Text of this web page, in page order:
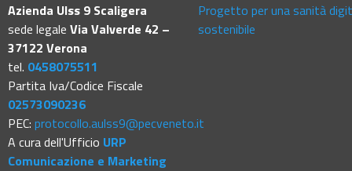
Azienda Ulss 9 Scaligera
sede legale Via Valverde 42 –
37122 Verona
tel. 0458075511
Partita Iva/Codice Fiscale
02573090236
PEC: protocollo.aulss9@pecveneto.it
A cura dell'Ufficio URP
Comunicazione e Marketing
Progetto per una sanità
sostenibile